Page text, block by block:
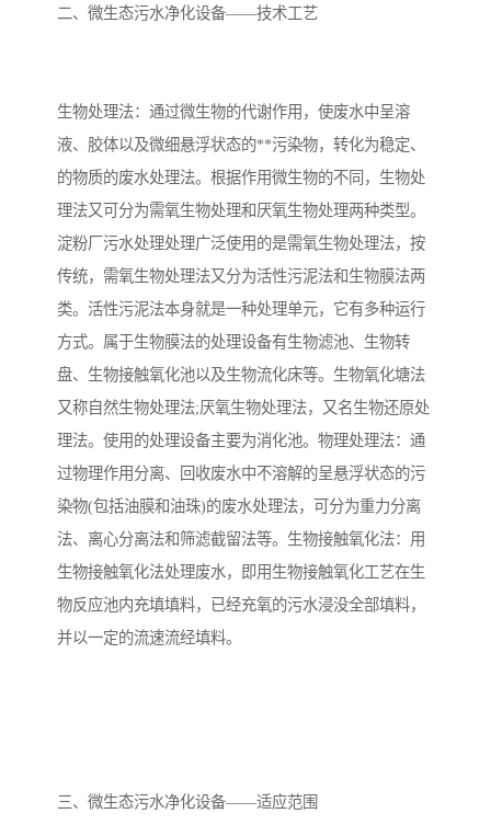
二、微生态污水净化设备——技术工艺
生物处理法：通过微生物的代谢作用，使废水中呈溶
液、胶体以及微细悬浮状态的**污染物，转化为稳定、
的物质的废水处理法。根据作用微生物的不同，生物处
理法又可分为需氧生物处理和厌氧生物处理两种类型。
淀粉厂污水处理处理广泛使用的是需氧生物处理法，按
传统，需氧生物处理法又分为活性污泥法和生物膜法两
类。活性污泥法本身就是一种处理单元，它有多种运行
方式。属于生物膜法的处理设备有生物滤池、生物转
盘、生物接触氧化池以及生物流化床等。生物氧化塘法
又称自然生物处理法;厌氧生物处理法，又名生物还原处
理法。使用的处理设备主要为消化池。物理处理法：通
过物理作用分离、回收废水中不溶解的呈悬浮状态的污
染物(包括油膜和油珠)的废水处理法，可分为重力分离
法、离心分离法和筛滤截留法等。生物接触氧化法：用
生物接触氧化法处理废水，即用生物接触氧化工艺在生
物反应池内充填填料，已经充氧的污水浸没全部填料，
并以一定的流速流经填料。
三、微生态污水净化设备——适应范围
微动力污水处理设备 集中式生活污水处理设备
备
污水处理一体化设备 气浮机设备
淀粉污水处理设备 塑料污水处理设备
净水设备反渗透 奶制品加工污水处理设备
喷漆污水处理设备 污水处理设备设备生产厂
家
屠宰场一体化污水处设备 餐厨垃圾污水处理设备
熟食厂污水处理设备 美容院一体化污水处理设
备
汽车污水处理设备 你猜生活污水处理设备
农村生活污水处理设备 玻璃钢污水处理设备
疗养院污水处理设备 屠宰场污水处理